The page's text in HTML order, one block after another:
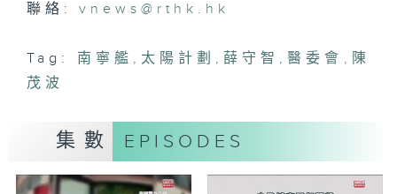
聯絡:vnews@rthk.hk
Tag: 南寧艦 , 太陽計劃 , 薛守智 ,醫委會 , 陳
茂波
集數 EPISODES